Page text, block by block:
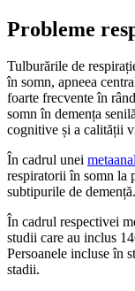
Probleme
Tulburările de
în somn, apneea
foarte frecvente în
somn în demența
cognitive și a calității
În cadrul unei
respiratorii în somn la
subtipurile de demență.
În cadrul respectivei
studii care au inclus
Persoanele incluse în
stadii.